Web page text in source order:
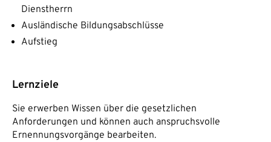
Dienstherrn
Ausländische Bildungsabschlüsse
Aufstieg
Lernziele
Sie erwerben Wissen über die gesetzlichen
Anforderungen und können auch anspruchsvolle
Ernennungsvorgänge bearbeiten.